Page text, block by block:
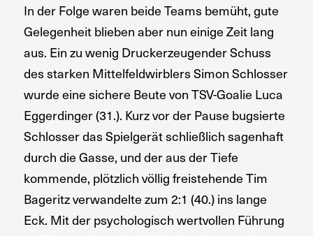
In der Folge waren beide Teams bemüht, gute
Gelegenheit blieben aber nun einige Zeit lang
aus. Ein zu wenig Druckerzeugender Schuss
des starken Mittelfeldwirblers Simon Schlosser
wurde eine sichere Beute von TSV-Goalie Luca
Eggerdinger (31.). Kurz vor der Pause bugsierte
Schlosser das Spielgerät schließlich sagenhaft
durch die Gasse, und der aus der Tiefe
kommende, plötzlich völlig freistehende Tim
Bageritz verwandelte zum 2:1 (40.) ins lange
Eck. Mit der psychologisch wertvollen Führung